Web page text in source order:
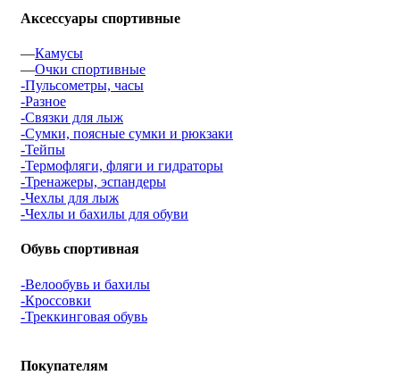
Аксессуары спортивные
—Камусы
—Очки спортивные
-Пульсометры, часы
-Разное
-Связки для лыж
-Сумки, поясные сумки и рюкзаки
-Тейпы
-Термофляги, фляги и гидраторы
-Тренажеры, эспандеры
-Чехлы для лыж
-Чехлы и бахилы для обуви
Обувь спортивная
-Велообувь и бахилы
-Кроссовки
-Треккинговая обувь
Покупателям